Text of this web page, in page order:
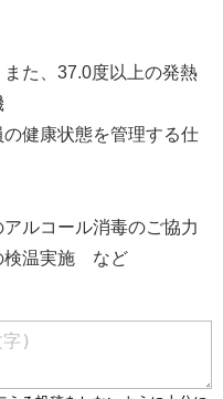
また、37.0度以上の発熱
の健康状態を管理する仕
ルコール消毒のご協力
検温実施 など